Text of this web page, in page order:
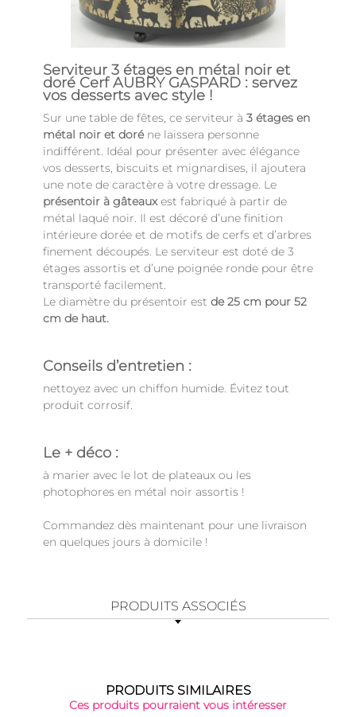
Serviteur 3 étages en métal noir et
doré Cerf AUBRY GASPARD : servez
vos desserts avec style !
Sur une table de fêtes, ce serviteur à 3 étages en
métal noir et doré ne laissera personne
indifférent. Idéal pour présenter avec élégance
vos desserts, biscuits et mignardises, il ajoutera
une note de caractère à votre dressage. Le
présentoir à gâteauxest fabriqué à partir de
métal laqué noir. Il est décoré d’une finition
intérieure dorée et de motifs de cerfs et d’arbres
finement découpés. Le serviteur est doté de 3
étages assortis et d’une poignée ronde pour être
transporté facilement.
Le diamètre du présentoir est de 25 cm pour 52
cm de haut.
Conseils d’entretien :
nettoyez avec un chiffon humide. Évitez tout
produit corrosif.
Le + déco :
à marier avec le lot de plateaux ou les
photophores en métal noir assortis !
Commandez dès maintenant pour une livraison
en quelques jours à domicile !
PRODUITS ASSOCIÉS
PRODUITS SIMILAIRES
Ces produits pourraient vous intéresser